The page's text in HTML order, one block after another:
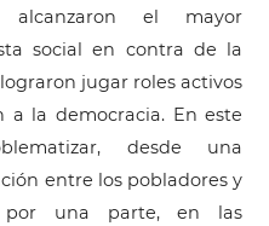
alcanzaron el mayor
social en contra de la
jugar roles activos
a la democracia. En este
desde una
entre los pobladores y
por una parte, en las